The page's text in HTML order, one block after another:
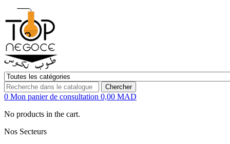
Chercher
0 Mon panier de consultation 0,00 MAD
No products in the cart.
Nos Secteurs